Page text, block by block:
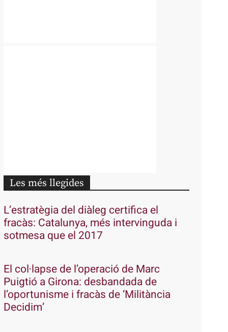
Les més llegides
L’estratègia del diàleg certifica el
fracàs: Catalunya, més intervinguda i
sotmesa que el 2017
El col·lapse de l’operació de Marc
Puigtió a Girona: desbandada de
l’oportunisme i fracàs de ‘Militància
Decidim’